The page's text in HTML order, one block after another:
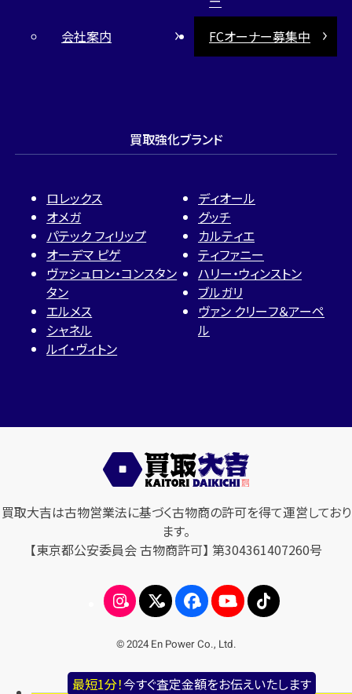
最短1分！今すぐ査定金額をお伝えいたします
会社案内
FCオーナー募集中
買取強化ブランド
ロレックス
オメガ
パテック フィリップ
オーデマ ピゲ
ヴァシュロン・コンスタン
タン
エルメス
シャネル
ルイ・ヴィトン
ディオール
グッチ
カルティエ
ティファニー
ハリー・ウィンストン
ブルガリ
ヴァン クリーフ＆アーペ
ル
買取大吉は古物営業法に基づく古物商の許可を得て運営しており
ます。
【東京都公安委員会 古物商許可】 第304361407260号
© 2024 En Power Co., Ltd.